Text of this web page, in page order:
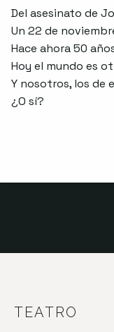
Del asesinato de
Un 22 de
Hace ahora 50
Hoy el mundo es
Y nosotros, los de
¿O sí?
TEATRO